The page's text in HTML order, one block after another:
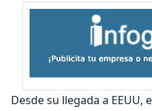
Desde su llegada a EEUU,